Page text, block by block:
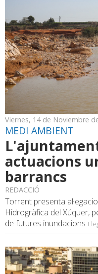
Viernes, 14 de Noviembre
MEDI AMBIENT
actuacions
barrancs
REDACCIÓ
Torrent presenta
Hidrogràfica del Xúquer,
de futures inundacions